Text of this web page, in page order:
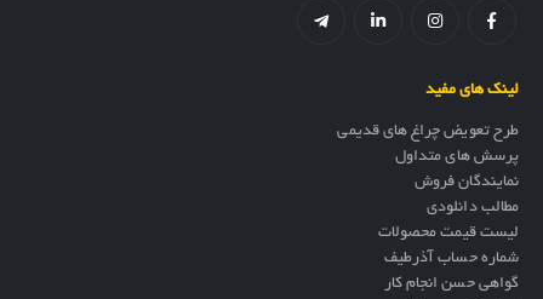
لینک های مفید
طرح تعویض چراغ های قدیمی
پرسش های متداول
نمایندگان فروش
مطالب دانلودی
لیست قیمت محصولات
شماره حساب آذرطیف
گواهی حسن انجام کار